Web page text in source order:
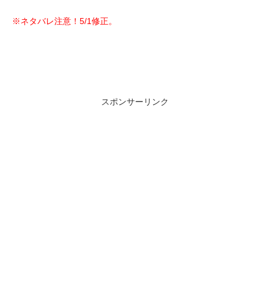
※ネタバレ注意！5/1修正。
スポンサーリンク